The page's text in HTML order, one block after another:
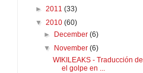
► 2011 (33)
▼ 2010 (60)
►
December(6)
▼
November(6)
WIKILEAKS - Traducción
el golpe en ...